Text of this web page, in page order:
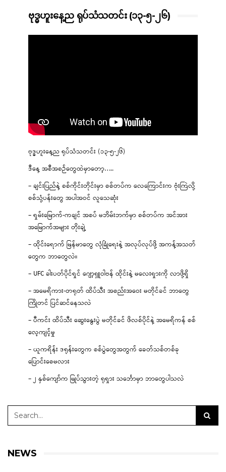
ဗုဒ္ဓဟူးနေ့ည ရုပ်သံသတင်း (၁၃-၅-၂၆)
ဗုဒ္ဓဟူးနေ့ည ရုပ်သံသတင်း (၁၃-၅-၂၆)
ဒီနေ့ အစီအစဉ်တွေထဲမှာတော့…..
– ချင်းပြည်နဲ့ စစ်ကိုင်းတိုင်းမှာ စစ်တပ်က လေကြောင်းက ဗုံးကြဲလို့
စစ်သုံ့ပန်းတွေ အပါအဝင် လူသေဆုံး
– ရှမ်းမြောက်-ကချင် အစပ် မဘိမ်းဘက်မှာ စစ်တပ်က အင်အား
အမြောက်အများ တိုးချဲ့
– ထိုင်းရောက် မြန်မာတွေ လုံခြုံရေးနဲ့ အလုပ်လုပ်ဖို့ အကန့်အသတ်
တွေက ဘာတွေလဲ။
– UFC ခါးပတ်ပိုင်ရှင် ဂျော့ရှူဝါဗန် ထိုင်းနဲ့ မလေးရှားကို လာဖို့ရှိ
– အမေရိကား-တရုတ် ထိပ်သီး အစည်းအဝေး မတိုင်ခင် ဘာတွေ
ကြိုတင် ပြင်ဆင်နေသလဲ
– ပီကင်း ထိပ်သီး ဆွေးနွေးပွဲ မတိုင်ခင် ဖိလစ်ပိုင်နဲ့ အမေရိကန် စစ်
လေ့ကျင့်မှု
– ယူကရိန်း ဒရုန်းတွေက စစ်ပွဲတွေအတွက် ခေတ်သစ်တစ်ခု
ပြောင်းစေမလား
– ၂ နှစ်ကျော်က မြုပ်သွားတဲ့ ရုရှား သင်္ဘောမှာ ဘာတွေပါသလဲ
NEWS